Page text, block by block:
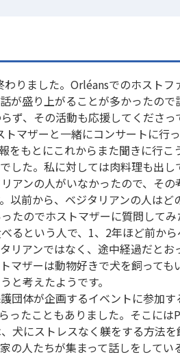
りました。Orléansでのホストフ
が盛り上がることが多かったので
ず、その活動も応援してくださ
マザーと一緒にコンサートに行
もとにこれからまた聞きに行こ
した。私に対しては肉料理も出
アンの人がいなかったので、そ
以前から、ベジタリアンの人はど
たのでホストマザーに質問して
るという人で、1、2年ほど前か
リアンではなく、途中経過だとお
マザーは動物好きで犬を飼っても
と考えたようです。
団体が企画するイベントに参加
たこともありました。そこには
犬にストレスなく躾をする方法
の人たちが集まって話しをして